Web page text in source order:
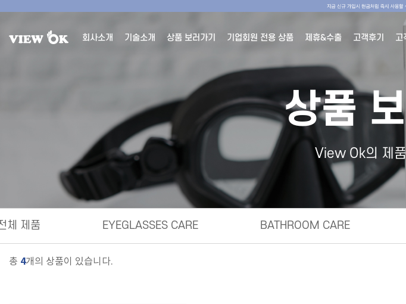
회사소개 기술소개 상품 보러가기 기업회원 전용 상품 제휴&수출 고객후기 고
상품
View Ok의 제
체 제품 EYEGLASSES CARE BATHROOM CARE
총 4개의 상품이 있습니다.